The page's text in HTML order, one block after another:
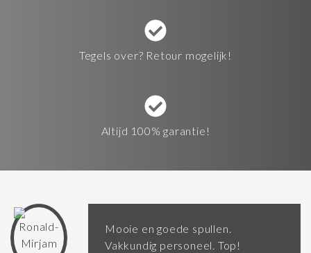
Tegels over? Retour mogelijk!
Altijd 100% garantie!
Mooie en goede spullen.
Vakkundig personeel. Top!